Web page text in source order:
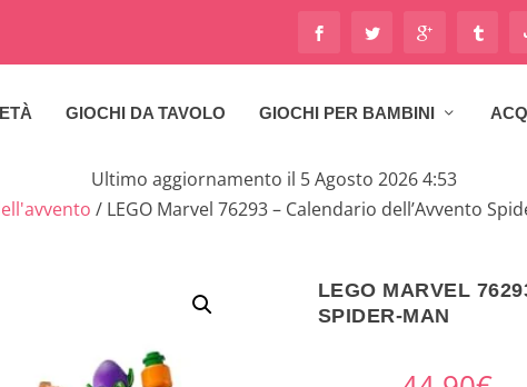
GIOCHI DA TAVOLO GIOCHI PER BAMBINI
Ultimo aggiornamento il 5 Agosto 2026 4:53
/ LEGO Marvel 76293 – Calendario dell’Avvento
LEGO MARVEL
SPIDER-MAN